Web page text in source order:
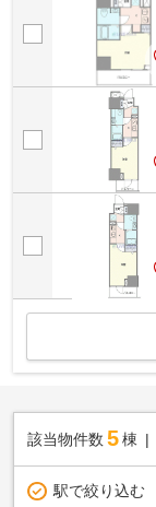
該当物件数 5棟
駅で絞り込む